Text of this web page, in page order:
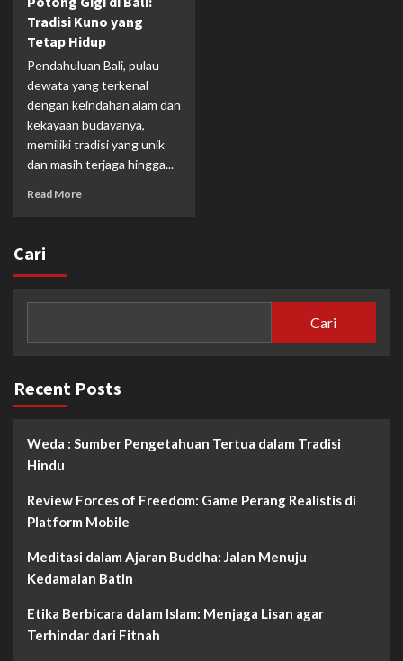
Tradisi Kuno yang
Tetap Hidup
Pendahuluan Bali, pulau
dewata yang terkenal
dengan keindahan alam dan
kekayaan budayanya,
memiliki tradisi yang unik
dan masih terjaga hingga...
Read More
Cari
Cari
Recent Posts
Weda : Sumber Pengetahuan Tertua dalam Tradisi
Hindu
Review Forces of Freedom: Game Perang Realistis di
Platform Mobile
Meditasi dalam Ajaran Buddha: Jalan Menuju
Kedamaian Batin
Etika Berbicara dalam Islam: Menjaga Lisan agar
Terhindar dari Fitnah